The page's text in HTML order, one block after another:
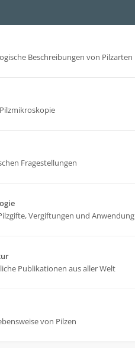
Beschreibungen von Pilzarten
Fragestellungen
Vergiftungen und Anwendung
Publikationen aus aller Welt
von Pilzen